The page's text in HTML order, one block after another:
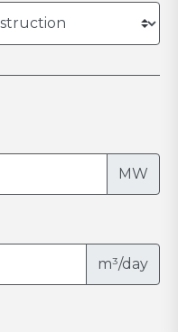
MW
m³/day